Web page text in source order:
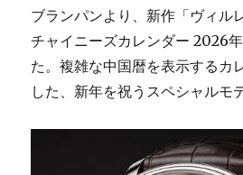
い
た
格
ダ
バ
ー
ズ
ブランパンより、新作「ヴィル
チャイニーズカレンダー 2026
た。複雑な中国暦を表示するカ
した、新年を祝うスペシャルモ